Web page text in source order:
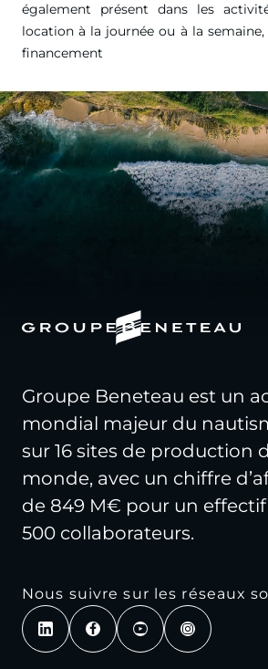
également présent dans les
location à la journée ou à la
financement
Groupe Beneteau est un
mondial majeur du
sur 16 sites de production
monde, avec un chiffre
de 849 M€ pour un
500 collaborateurs.
Nous suivre sur les réseaux